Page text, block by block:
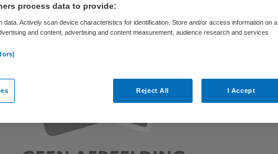
process data to provide:
data. Actively scan device characteristics for identification. Store and/or access information on a
and content, advertising and content measurement, audience research and services
Reject All I Accept